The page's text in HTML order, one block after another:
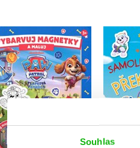
Souhlas
Tlapková patrola -
Vybarvuj magnetky
Kolektiv